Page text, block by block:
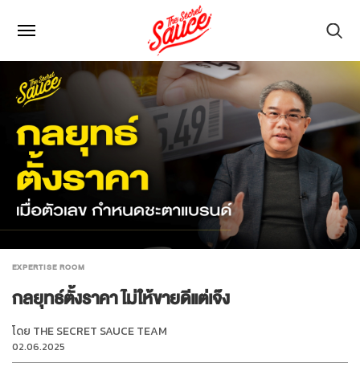
EXPERTISE ROOM
กลยุทธ์ตั้งราคา ไม่ให้ขายดีแต่เจ๊ง
โดย THE SECRET SAUCE TEAM
02.06.2025